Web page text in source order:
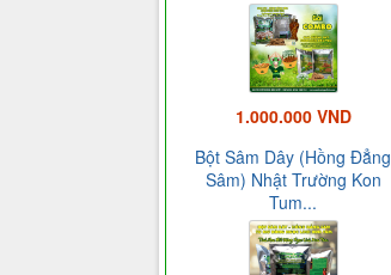
1.000.000 VND
Bột Sâm Dây (Hồng Đẳng
Sâm) Nhật Trường Kon
Tum...